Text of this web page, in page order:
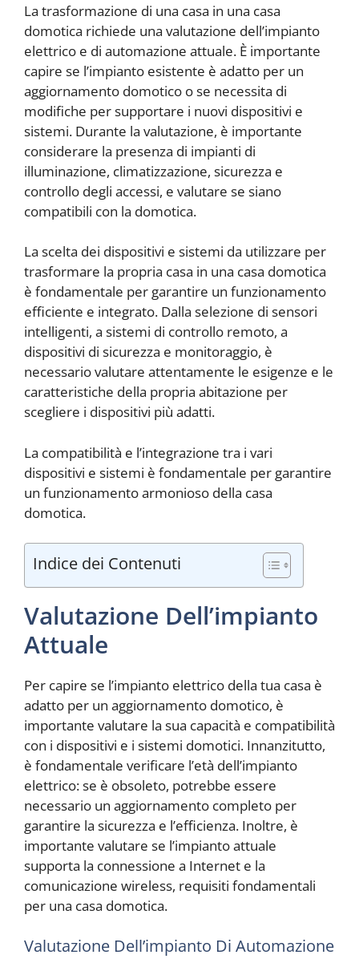
La trasformazione di una casa in una casa
domotica richiede una valutazione dell’impianto
elettrico e di automazione attuale. È importante
capire se l’impianto esistente è adatto per un
aggiornamento domotico o se necessita di
modifiche per supportare i nuovi dispositivi e
sistemi. Durante la valutazione, è importante
considerare la presenza di impianti di
illuminazione, climatizzazione, sicurezza e
controllo degli accessi, e valutare se siano
compatibili con la domotica.
La scelta dei dispositivi e sistemi da utilizzare per
trasformare la propria casa in una casa domotica
è fondamentale per garantire un funzionamento
efficiente e integrato. Dalla selezione di sensori
intelligenti, a sistemi di controllo remoto, a
dispositivi di sicurezza e monitoraggio, è
necessario valutare attentamente le esigenze e le
caratteristiche della propria abitazione per
scegliere i dispositivi più adatti.
La compatibilità e l’integrazione tra i vari
dispositivi e sistemi è fondamentale per garantire
un funzionamento armonioso della casa
domotica.
Indice dei Contenuti
Valutazione Dell’impianto
Attuale
Per capire se l’impianto elettrico della tua casa è
adatto per un aggiornamento domotico, è
importante valutare la sua capacità e compatibilità
con i dispositivi e i sistemi domotici. Innanzitutto,
è fondamentale verificare l’età dell’impianto
elettrico: se è obsoleto, potrebbe essere
necessario un aggiornamento completo per
garantire la sicurezza e l’efficienza. Inoltre, è
importante valutare se l’impianto attuale
supporta la connessione a Internet e la
comunicazione wireless, requisiti fondamentali
per una casa domotica.
Valutazione Dell’impianto Di Automazione